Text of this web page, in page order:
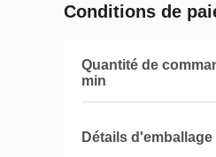
Conditions de
Quantité de
min
Détails d'emballage